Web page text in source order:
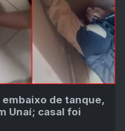
de tanque,
Unaí; casal foi